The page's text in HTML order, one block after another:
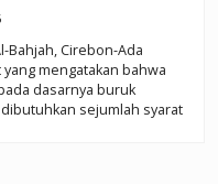
Bahjah, Cirebon-Ada
mengatakan bahwa
dasarnya buruk
sejumlah syarat